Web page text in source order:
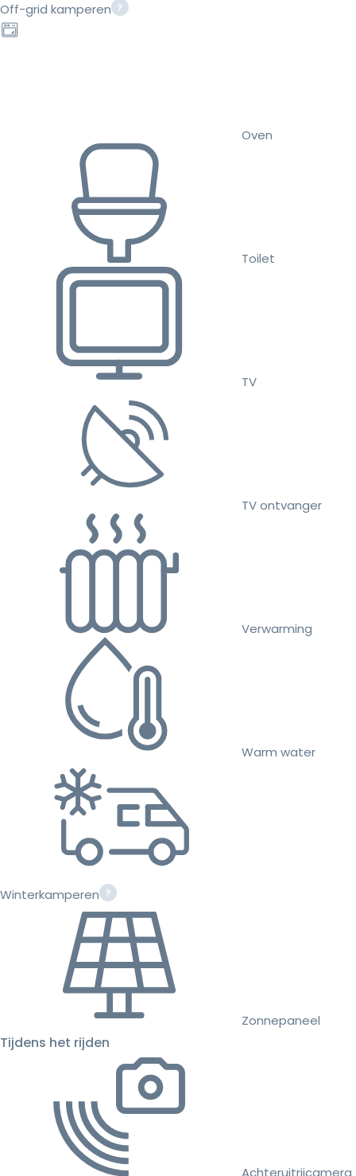
Off-grid kamperen
Oven
Toilet
TV
TV ontvanger
Verwarming
Warm water
Winterkamperen
Zonnepaneel
Tijdens het rijden
Achteruitrijcamera